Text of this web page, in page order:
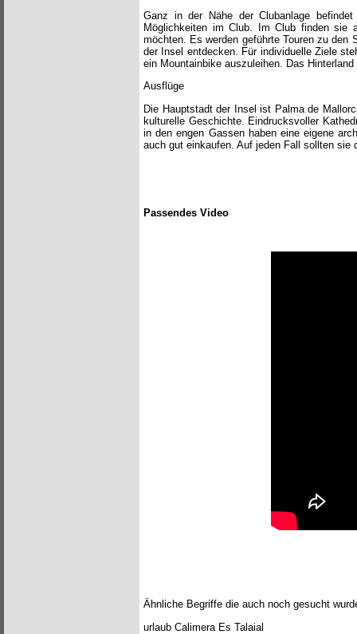
Ganz in der Nähe der Clubanlage
Möglichkeiten im Club. Im Club finden sie
möchten. Es werden geführte Touren zu den
der Insel entdecken. Für individuelle Ziele
ein Mountainbike auszuleihen. Das
Ausflüge
Die Hauptstadt der Insel ist Palma de
kulturelle Geschichte. Eindrucksvoller
in den engen Gassen haben eine eigene
auch gut einkaufen. Auf jeden Fall sollten sie
Passendes Video
Ähnliche Begriffe die auch noch gesucht
urlaub Calimera Es Talaial